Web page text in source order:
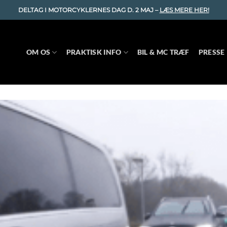
DELTAG I MOTORCYKLERNES DAG D. 2 MAJ – LÆS MERE HER!
OM OS PRAKTISK INFO BIL & MC TRÆF PRESSE